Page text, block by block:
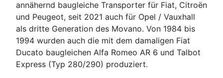
annähernd baugleiche Transporter für Fiat, Citroën
und Peugeot, seit 2021 auch für Opel / Vauxhall
als dritte Generation des Movano. Von 1984 bis
1994 wurden auch die mit dem damaligen Fiat
Ducato baugleichen Alfa Romeo AR 6 und Talbot
Express (Typ 280/290) produziert.